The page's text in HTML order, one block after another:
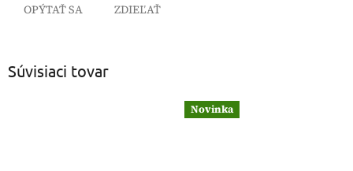
OPÝTAŤ SA ZDIEĽAŤ
Súvisiaci tovar
Novinka